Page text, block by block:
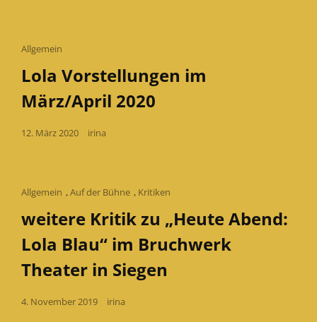
Cat
Allgemein
Lola Vorstellungen im
März/April 2020
Posted
12. März 2020 irina
Cat
Allgemein ,Auf der Bühne , Kritiken
weitere Kritik zu „Heute Abend:
Lola Blau“ im Bruchwerk
Theater in Siegen
Posted
4. November 2019 irina